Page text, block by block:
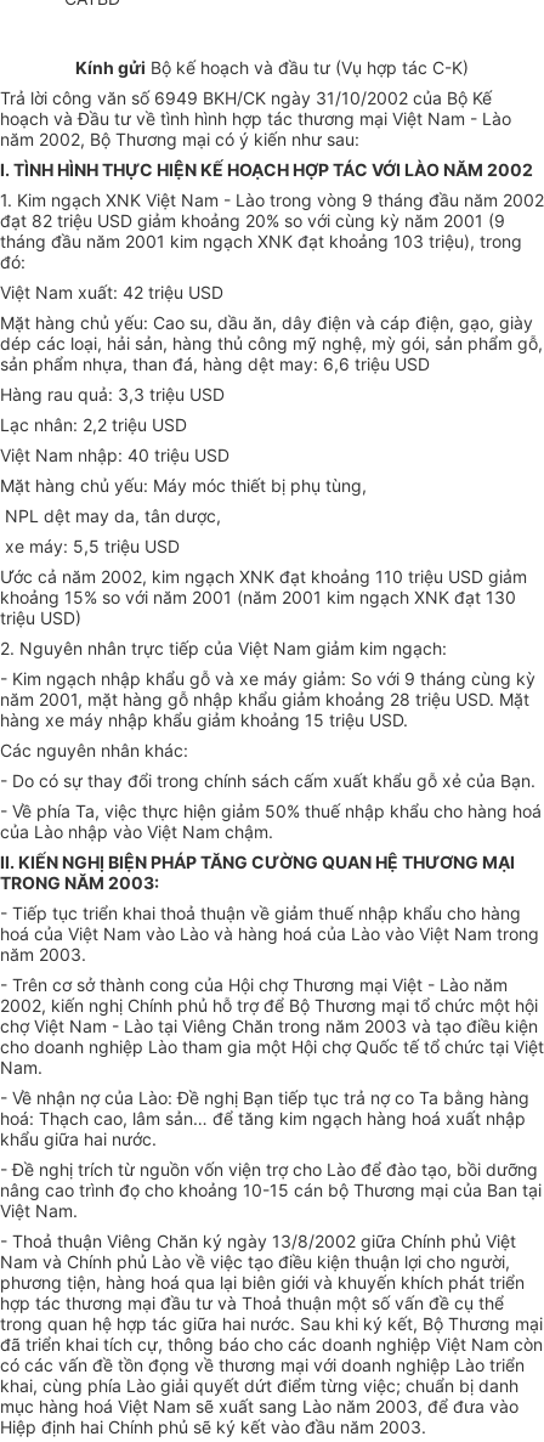
Kính gửi Bộ kế hoạch và đầu tư (Vụ hợp tác C-K)
Trả lời công văn số 6949 BKH/CK ngày 31/10/2002 của Bộ Kế
hoạch và Đầu tư về tình hình hợp tác thương mại Việt Nam - Lào
năm 2002, Bộ Thương mại có ý kiến như sau:
I. TÌNH HÌNH THỰC HIỆN KẾ HOẠCH HỢP TÁC VỚI LÀO NĂM 2002
1. Kim ngạch XNK Việt Nam - Lào trong vòng 9 tháng đầu năm 2002
đạt 82 triệu USD giảm khoảng 20% so với cùng kỳ năm 2001 (9
tháng đầu năm 2001 kim ngạch XNK đạt khoảng 103 triệu), trong
đó:
Việt Nam xuất: 42 triệu USD
Mặt hàng chủ yếu: Cao su, dầu ăn, dây điện và cáp điện, gạo, giày
dép các loại, hải sản, hàng thủ công mỹ nghệ, mỳ gói, sản phẩm gỗ,
sản phẩm nhựa, than đá, hàng dệt may: 6,6 triệu USD
Hàng rau quả: 3,3 triệu USD
Lạc nhân: 2,2 triệu USD
Việt Nam nhập: 40 triệu USD
Mặt hàng chủ yếu: Máy móc thiết bị phụ tùng,
NPL dệt may da, tân dược,
xe máy: 5,5 triệu USD
Ước cả năm 2002, kim ngạch XNK đạt khoảng 110 triệu USD giảm
khoảng 15% so với năm 2001 (năm 2001 kim ngạch XNK đạt 130
triệu USD)
2. Nguyên nhân trực tiếp của Việt Nam giảm kim ngạch:
- Kim ngạch nhập khẩu gỗ và xe máy giảm: So với 9 tháng cùng kỳ
năm 2001, mặt hàng gỗ nhập khẩu giảm khoảng 28 triệu USD. Mặt
hàng xe máy nhập khẩu giảm khoảng 15 triệu USD.
Các nguyên nhân khác:
- Do có sự thay đổi trong chính sách cấm xuất khẩu gỗ xẻ của Bạn.
- Về phía Ta, việc thực hiện giảm 50% thuế nhập khẩu cho hàng hoá
của Lào nhập vào Việt Nam chậm.
II. KIẾN NGHỊ BIỆN PHÁP TĂNG CƯỜNG QUAN HỆ THƯƠNG MẠI
TRONG NĂM 2003:
- Tiếp tục triển khai thoả thuận về giảm thuế nhập khẩu cho hàng
hoá của Việt Nam vào Lào và hàng hoá của Lào vào Việt Nam trong
năm 2003.
- Trên cơ sở thành cong của Hội chợ Thương mại Việt - Lào năm
2002, kiến nghị Chính phủ hỗ trợ để Bộ Thương mại tổ chức một hội
chợ Việt Nam - Lào tại Viêng Chăn trong năm 2003 và tạo điều kiện
cho doanh nghiệp Lào tham gia một Hội chợ Quốc tế tổ chức tại Việt
Nam.
- Về nhận nợ của Lào: Đề nghị Bạn tiếp tục trả nợ co Ta bằng hàng
hoá: Thạch cao, lâm sản… để tăng kim ngạch hàng hoá xuất nhập
khẩu giữa hai nước.
- Đề nghị trích từ nguồn vốn viện trợ cho Lào để đào tạo, bồi dưỡng
nâng cao trình đọ cho khoảng 10-15 cán bộ Thương mại của Ban tại
Việt Nam.
- Thoả thuận Viêng Chăn ký ngày 13/8/2002 giữa Chính phủ Việt
Nam và Chính phủ Lào về việc tạo điều kiện thuận lợi cho người,
phương tiện, hàng hoá qua lại biên giới và khuyến khích phát triển
hợp tác thương mại đầu tư và Thoả thuận một số vấn đề cụ thể
trong quan hệ hợp tác giữa hai nước. Sau khi ký kết, Bộ Thương mại
đã triển khai tích cự, thông báo cho các doanh nghiệp Việt Nam còn
có các vấn đề tồn đọng về thương mại với doanh nghiệp Lào triển
khai, cùng phía Lào giải quyết dứt điểm từng việc; chuẩn bị danh
mục hàng hoá Việt Nam sẽ xuất sang Lào năm 2003, để đưa vào
Hiệp định hai Chính phủ sẽ ký kết vào đầu năm 2003.